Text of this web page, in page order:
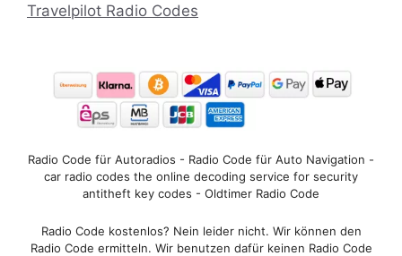
Travelpilot Radio Codes
Radio Code für Autoradios - Radio Code für Auto Navigation -
car radio codes the online decoding service for security
antitheft key codes - Oldtimer Radio Code
Radio Code kostenlos? Nein leider nicht. Wir können den
Radio Code ermitteln. Wir benutzen dafür keinen Radio Code